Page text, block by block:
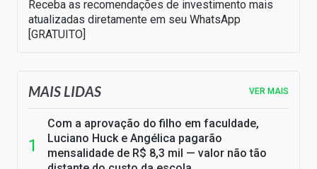
Receba as recomendações de investimento mais
atualizadas diretamente em seu WhatsApp
[GRATUITO]
MAIS LIDAS VER MAIS
Com a aprovação do filho em faculdade,
Luciano Huck e Angélica pagarão
mensalidade de R$ 8,3 mil — valor não tão